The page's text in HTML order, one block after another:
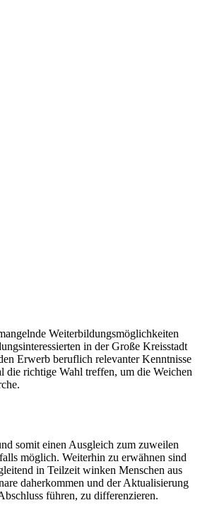
Weiterbildungsmöglichkeiten
in der Große Kreisstadt
Erwerb beruflich relevanter Kenntnisse
die richtige Wahl treffen, um die Weichen
somit einen Ausgleich zum zuweilen
möglich. Weiterhin zu erwähnen sind
in Teilzeit winken Menschen aus
daherkommen und der Aktualisierung
führen, zu differenzieren.